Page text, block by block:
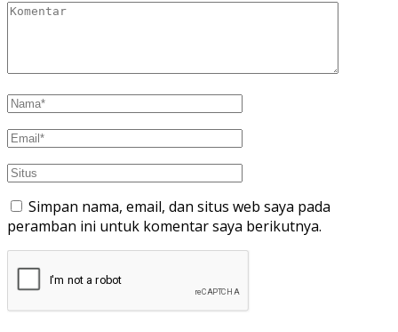
Simpan nama, email, dan situs web saya pada
peramban ini untuk komentar saya berikutnya.